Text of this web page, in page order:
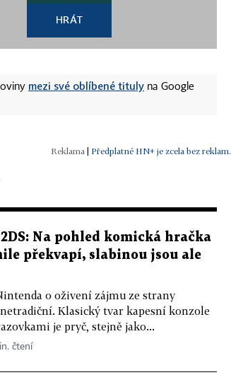
HRÁT
mezi své oblíbené tituly na Google
| Předplatné HN+ je zcela bez reklam.
Na pohled komická hračka
překvapí, slabinou jsou ale
o oživení zájmu ze strany
Klasický tvar kapesní konzole
je pryč, stejně jako...
čtení